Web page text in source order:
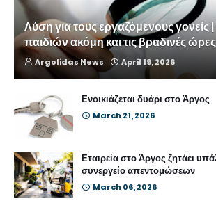
Λύση για τους εργαζόμενους γονείς
παιδιών ακόμη και τις βραδινές ώρες
Argolidas News April 19, 2026
Ενοικιάζεται δυάρι στο Άργος
March 21, 2026
Εταιρεία στο Άργος ζητάει
συνεργείο απεντομώσεων
March 06, 2026